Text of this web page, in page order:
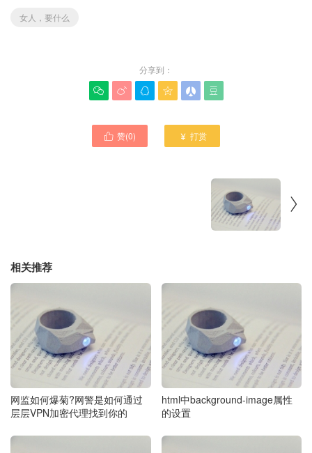
女人，要什么
分享到：
     
 赞(0)  打赏

相关推荐
网监如何爆菊?网警是如何通过
层层VPN加密代理找到你的
html中background-image属性
的设置